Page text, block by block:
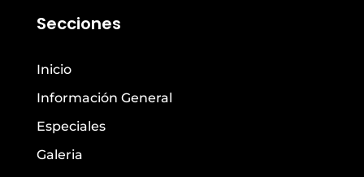
Secciones
Inicio
Información General
Especiales
Galeria